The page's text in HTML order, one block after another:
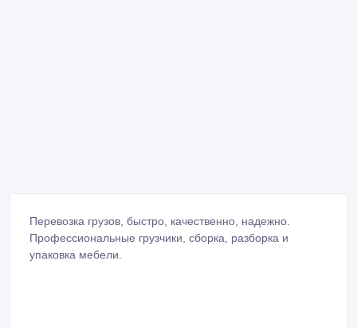
Перевозка грузов, быстро, качественно, надежно.
Профессиональные грузчики, сборка, разборка и
упаковка мебели.